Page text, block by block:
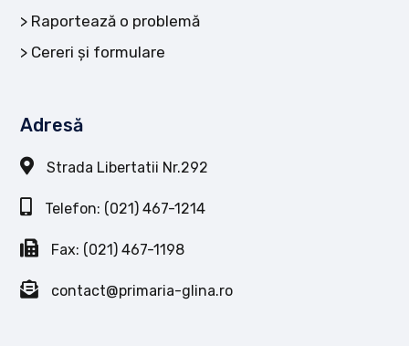
Raportează o problemă
Cereri și formulare
Adresă
Strada Libertatii Nr.292
Telefon: (021) 467-1214
Fax: (021) 467-1198
contact@primaria-glina.ro